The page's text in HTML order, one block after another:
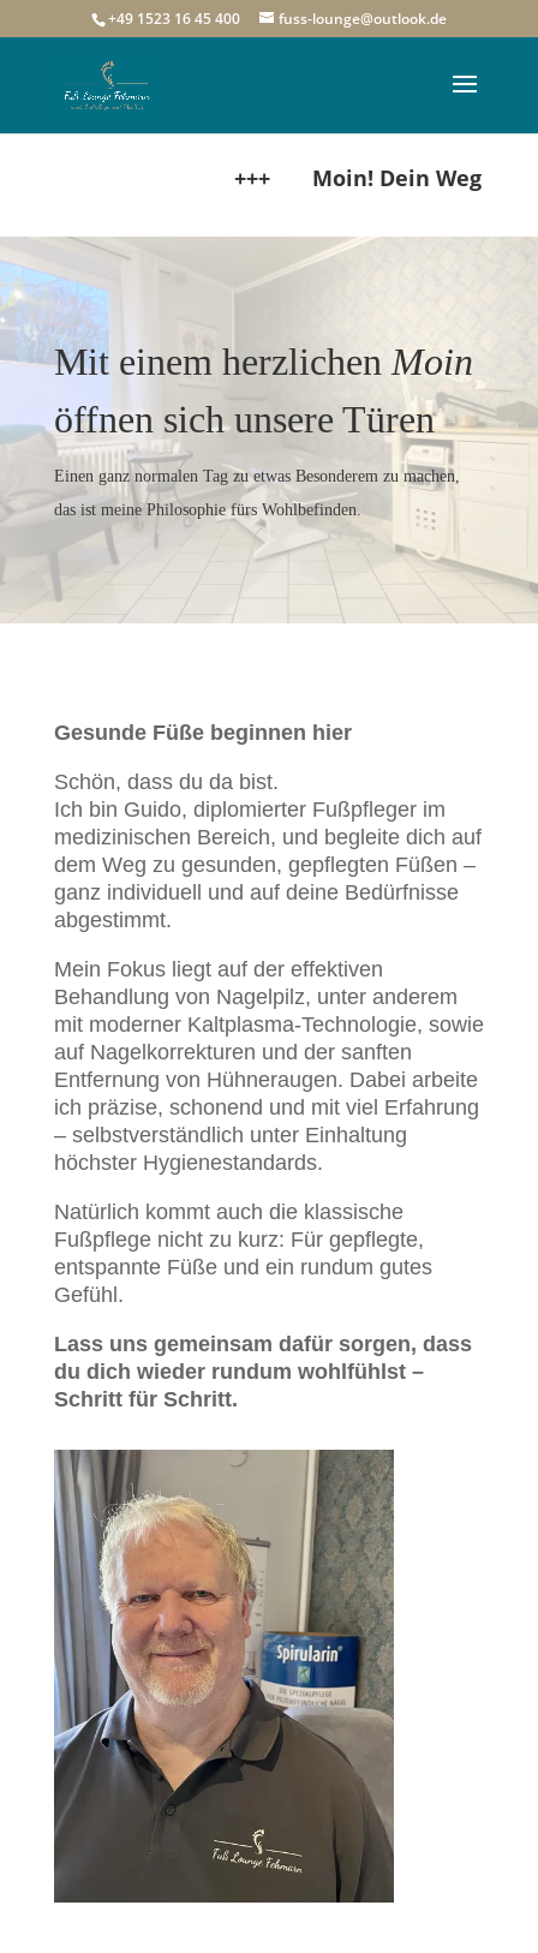
+49 1523 16 45 400 fuss-lounge@outlook.de
+++ Moin! Dein Weg zu
Mit einem herzlichen Moin
öffnen sich unsere Türen
Einen ganz normalen Tag zu etwas Besonderem zu machen,
das ist meine Philosophie fürs Wohlbefinden.
Gesunde Füße beginnen hier
Schön, dass du da bist.
Ich bin Guido, diplomierter Fußpfleger im
medizinischen Bereich, und begleite dich auf
dem Weg zu gesunden, gepflegten Füßen –
ganz individuell und auf deine Bedürfnisse
abgestimmt.
Mein Fokus liegt auf der effektiven
Behandlung von Nagelpilz, unter anderem
mit moderner Kaltplasma-Technologie, sowie
auf Nagelkorrekturen und der sanften
Entfernung von Hühneraugen. Dabei arbeite
ich präzise, schonend und mit viel Erfahrung
– selbstverständlich unter Einhaltung
höchster Hygienestandards.
Natürlich kommt auch die klassische
Fußpflege nicht zu kurz: Für gepflegte,
entspannte Füße und ein rundum gutes
Gefühl.
Lass uns gemeinsam dafür sorgen, dass
du dich wieder rundum wohlfühlst –
Schritt für Schritt.